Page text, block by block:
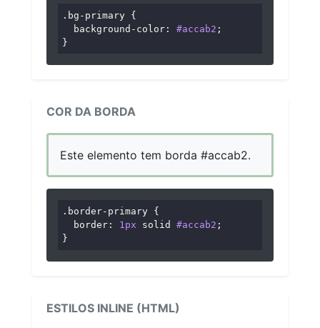
.bg-primary {
background-color : #accab2 ;
}
COR DA BORDA
Este elemento tem borda #accab2.
.border-primary {
border : 1px solid #accab2 ;
}
ESTILOS INLINE (HTML)